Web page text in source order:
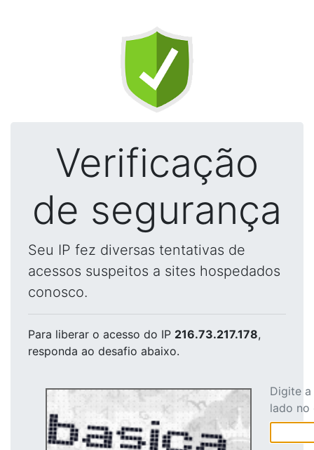
Verificação
de segurança
Seu IP fez diversas tentativas de
acessos suspeitos a sites hospedados
conosco.
Para liberar o acesso do IP 216.73.217.178,
responda ao desafio abaixo.
Digite
lado no